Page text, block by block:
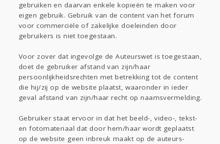
gebruiken en daarvan enkele kopieën te maken voor
eigen gebruik. Gebruik van de content van het forum
voor commerciële of zakelijke doeleinden door
gebruikers is niet toegestaan.
Voor zover dat ingevolge de Auteurswet is toegestaan,
doet de gebruiker afstand van zijn/haar
persoonlijkheidsrechten met betrekking tot de content
die hij/zij op de website plaatst, waaronder in ieder
geval afstand van zijn/haar recht op naamsvermelding.
Gebruiker staat ervoor in dat het beeld-, video-, tekst-
en fotomateriaal dat door hem/haar wordt geplaatst
op de website geen inbreuk maakt op de auteurs-